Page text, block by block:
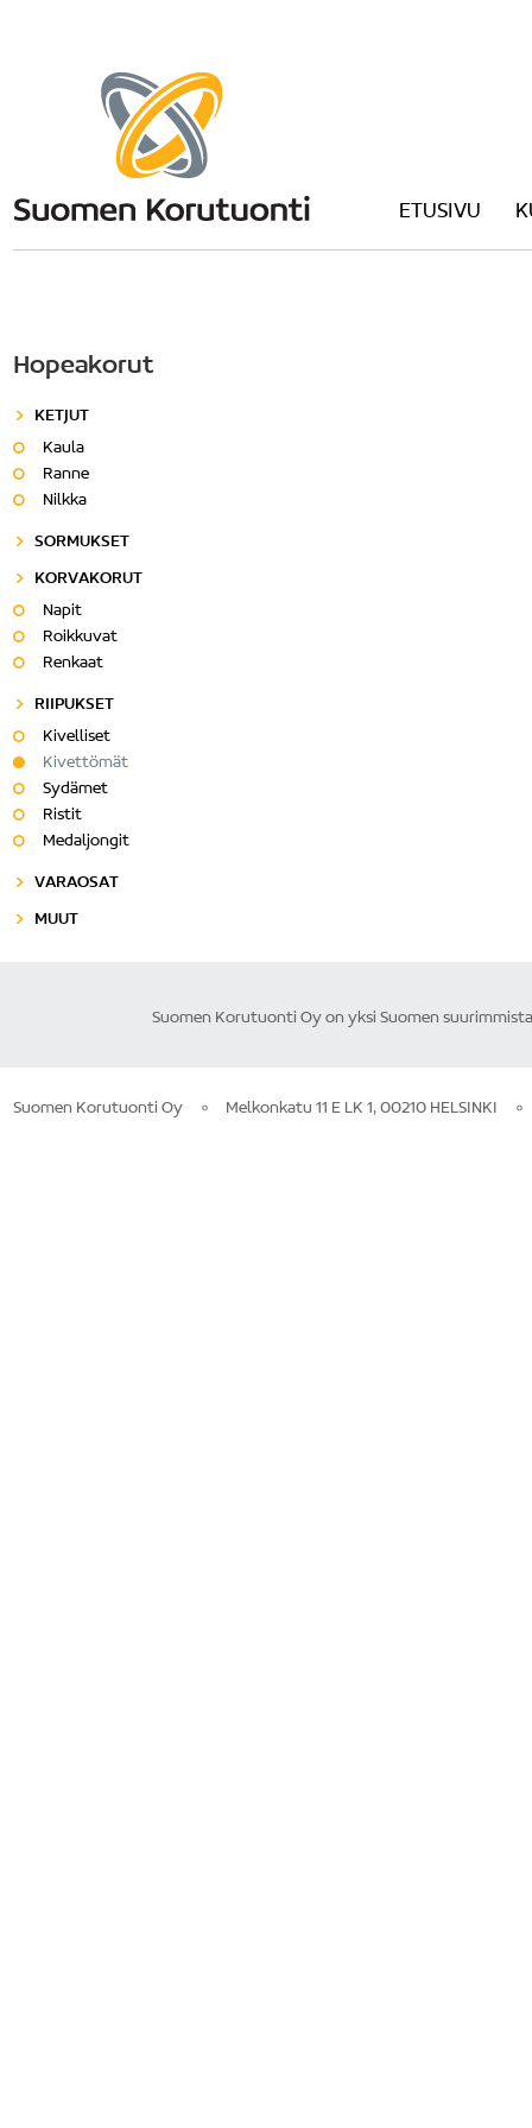
ETUSIVU
Hopeakorut
KETJUT
Kaula
Ranne
Nilkka
SORMUKSET
KORVAKORUT
Napit
Roikkuvat
Renkaat
RIIPUKSET
Kivelliset
Kivettömät
Sydämet
Ristit
Medaljongit
VARAOSAT
MUUT
Suomen Korutuonti Oy on yksi Suomen
Suomen Korutuonti Oy Melkonkatu 11 E LK 1, 00210 HELSINKI